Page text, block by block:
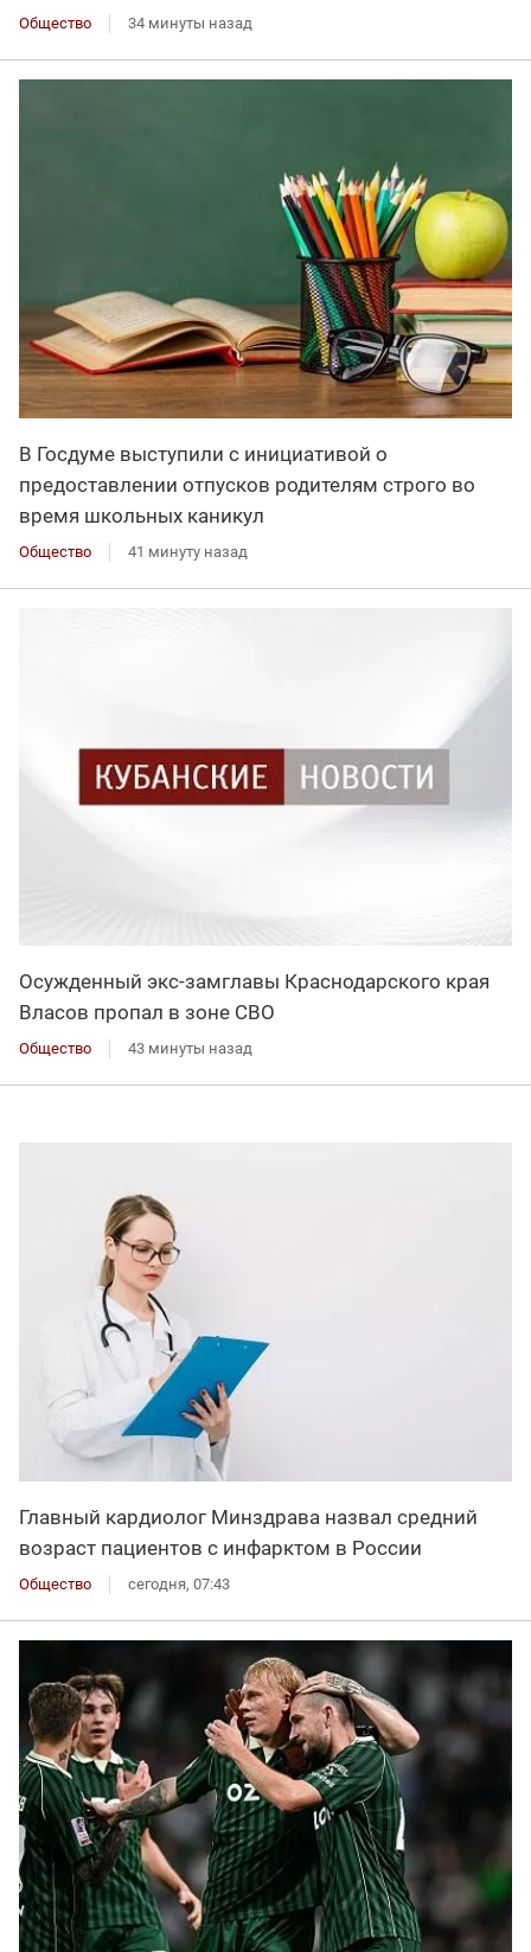
Общество 34 минуты назад
В Госдуме выступили с инициативой о
предоставлении отпусков родителям строго во
время школьных каникул
Общество 41 минуту назад
Осужденный экс-замглавы Краснодарского края
Власов пропал в зоне СВО
Общество 43 минуты назад
Главный кардиолог Минздрава назвал средний
возраст пациентов с инфарктом в России
Общество сегодня, 07:43